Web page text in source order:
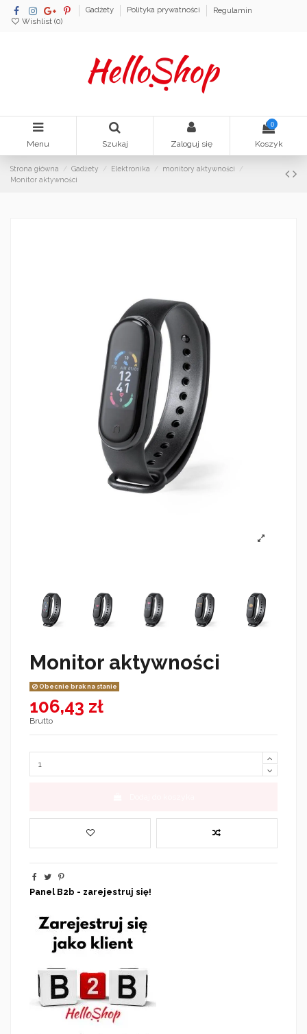
Gadżety Polityka prywatności
Regulamin
Wishlist (0)
Menu Szukaj Zaloguj się
0
Koszyk
Strona główna Gadżety Elektronika
monitory aktywności
Monitor aktywności
Monitor aktywności
Obecnie brak na stanie
106,43 zł
Brutto
Panel B2b - zarejestruj się!